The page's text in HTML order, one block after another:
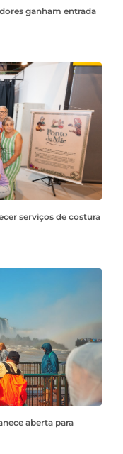
ganham entrada
serviços de costura
aberta para